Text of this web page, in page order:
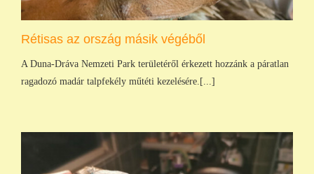
Rétisas az ország másik végéből
A Duna-Dráva Nemzeti Park területéről érkezett hozzánk a páratlan
ragadozó madár talpfekély műtéti kezelésére.[...]